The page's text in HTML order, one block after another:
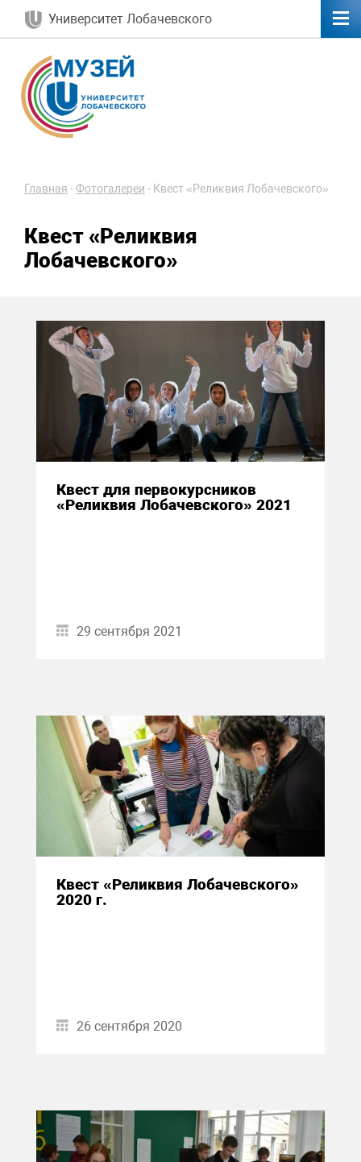
Университет Лобачевского
Главная -Фотогалереи - Квест «Реликвия Лобачевского»
Квест «Реликвия
Лобачевского»
Квест для первокурсников
«Реликвия Лобачевского» 2021
29 сентября 2021
Квест «Реликвия Лобачевского»
2020 г.
26 сентября 2020